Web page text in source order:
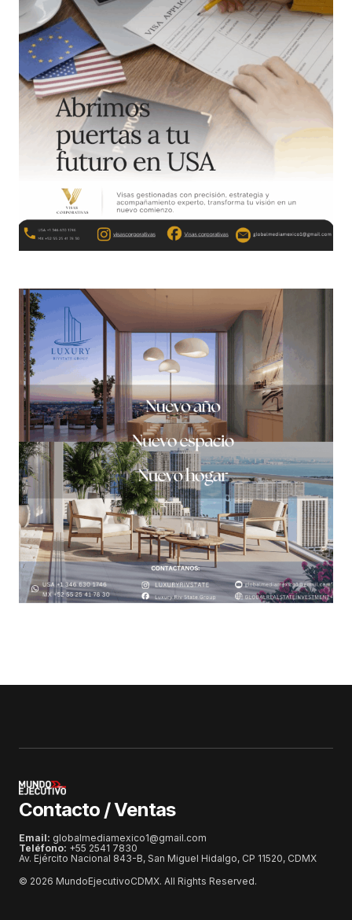
Contacto / Ventas
Email: globalmediamexico1@gmail.com
Teléfono: +55 2541 7830
Av. Ejército Nacional 843-B, San Miguel Hidalgo, CP 11520, CDMX
© 2026 MundoEjecutivoCDMX. All Rights Reserved.